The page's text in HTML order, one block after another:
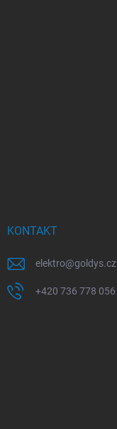
KONTAKT
elektro@goldys.cz
+420 736 778 056